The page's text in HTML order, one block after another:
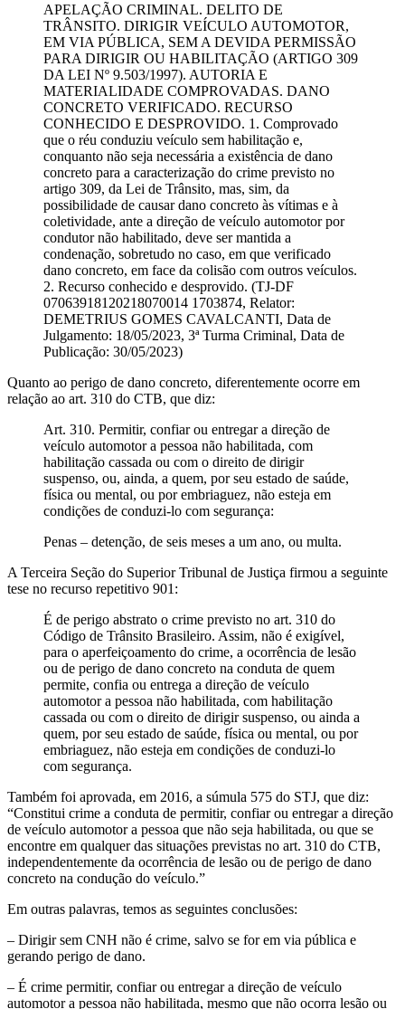
APELAÇÃO CRIMINAL. DELITO DE
TRÂNSITO. DIRIGIR VEÍCULO AUTOMOTOR,
EM VIA PÚBLICA, SEM A DEVIDA PERMISSÃO
PARA DIRIGIR OU HABILITAÇÃO (ARTIGO 309
DA LEI Nº 9.503/1997). AUTORIA E
MATERIALIDADE COMPROVADAS. DANO
CONCRETO VERIFICADO. RECURSO
CONHECIDO E DESPROVIDO. 1. Comprovado
que o réu conduziu veículo sem habilitação e,
conquanto não seja necessária a existência de dano
concreto para a caracterização do crime previsto no
artigo 309, da Lei de Trânsito, mas, sim, da
possibilidade de causar dano concreto às vítimas e à
coletividade, ante a direção de veículo automotor por
condutor não habilitado, deve ser mantida a
condenação, sobretudo no caso, em que verificado
dano concreto, em face da colisão com outros veículos.
2. Recurso conhecido e desprovido. (TJ-DF
07063918120218070014 1703874, Relator:
DEMETRIUS GOMES CAVALCANTI, Data de
Julgamento: 18/05/2023, 3ª Turma Criminal, Data de
Publicação: 30/05/2023)
Quanto ao perigo de dano concreto, diferentemente ocorre em
relação ao art. 310 do CTB, que diz:
Art. 310. Permitir, confiar ou entregar a direção de
veículo automotor a pessoa não habilitada, com
habilitação cassada ou com o direito de dirigir
suspenso, ou, ainda, a quem, por seu estado de saúde,
física ou mental, ou por embriaguez, não esteja em
condições de conduzi-lo com segurança:
Penas – detenção, de seis meses a um ano, ou multa.
A Terceira Seção do Superior Tribunal de Justiça firmou a seguinte
tese no recurso repetitivo 901:
É de perigo abstrato o crime previsto no art. 310 do
Código de Trânsito Brasileiro. Assim, não é exigível,
para o aperfeiçoamento do crime, a ocorrência de lesão
ou de perigo de dano concreto na conduta de quem
permite, confia ou entrega a direção de veículo
automotor a pessoa não habilitada, com habilitação
cassada ou com o direito de dirigir suspenso, ou ainda a
quem, por seu estado de saúde, física ou mental, ou por
embriaguez, não esteja em condições de conduzi-lo
com segurança.
Também foi aprovada, em 2016, a súmula 575 do STJ, que diz:
“Constitui crime a conduta de permitir, confiar ou entregar a direção
de veículo automotor a pessoa que não seja habilitada, ou que se
encontre em qualquer das situações previstas no art. 310 do CTB,
independentemente da ocorrência de lesão ou de perigo de dano
concreto na condução do veículo.”
Em outras palavras, temos as seguintes conclusões:
– Dirigir sem CNH não é crime, salvo se for em via pública e
gerando perigo de dano.
– É crime permitir, confiar ou entregar a direção de veículo
automotor a pessoa não habilitada, mesmo que não ocorra lesão ou